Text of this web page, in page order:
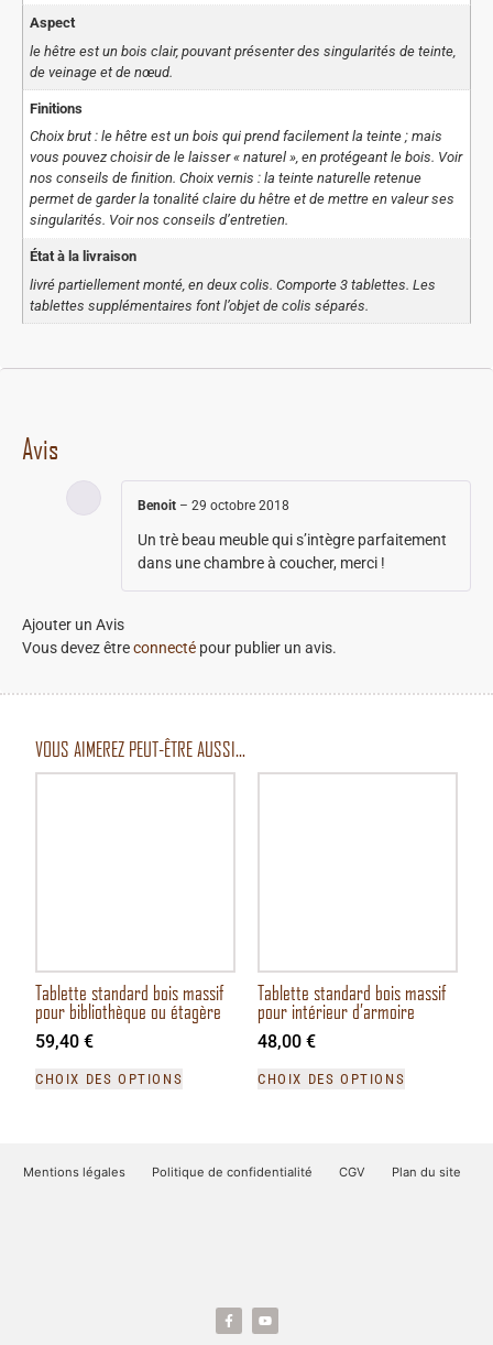
Aspect
le hêtre est un bois clair, pouvant présenter des singularités de teinte,
de veinage et de nœud.
Finitions
Choix brut : le hêtre est un bois qui prend facilement la teinte ; mais
vous pouvez choisir de le laisser « naturel », en protégeant le bois. Voir
nos conseils de finition. Choix vernis : la teinte naturelle retenue
permet de garder la tonalité claire du hêtre et de mettre en valeur ses
singularités. Voir nos conseils d’entretien.
État à la livraison
livré partiellement monté, en deux colis. Comporte 3 tablettes. Les
tablettes supplémentaires font l’objet de colis séparés.
Avis
Benoit – 29 octobre 2018
Un trè beau meuble qui s’intègre parfaitement
dans une chambre à coucher, merci !
Ajouter un Avis
Vous devez êtreconnecté pour publier un avis.
VOUS AIMEREZ PEUT-ÊTRE AUSSI…
Tablette standard bois massif
pour bibliothèque ou étagère
59,40 €
CHOIX DES OPTIONS
Tablette standard bois massif
pour intérieur d’armoire
48,00 €
CHOIX DES OPTIONS
Mentions légales Politique de confidentialité CGV Plan du site